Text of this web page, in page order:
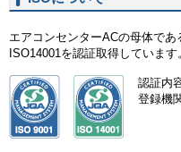
エアコンセンターACの母体で
ISO14001を認証取得しています
認証内
登録機